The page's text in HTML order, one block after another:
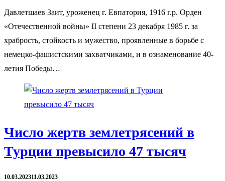
Давлетшаев Заит, уроженец г. Евпатория, 1916 г.р. Орден
«Отечественной войны» II степени 23 декабря 1985 г. за
храбрость, стойкость и мужество, проявленные в борьбе с
немецко-фашистскими захватчиками, и в ознаменование 40-
летия Победы…
​Число жертв землетрясений в
Турции превысило 47 тысяч
10.03.202311.03.2023